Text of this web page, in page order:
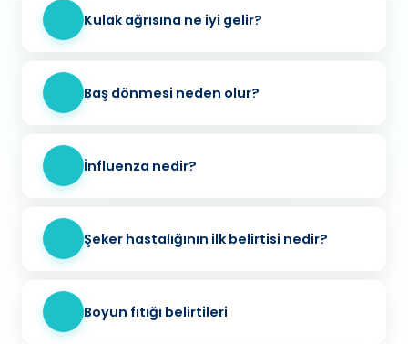
Kulak ağrısına ne iyi gelir?
Baş dönmesi neden olur?
İnfluenza nedir?
Şeker hastalığının ilk belirtisi nedir?
Boyun fıtığı belirtileri